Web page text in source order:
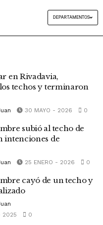
DEPARTAMENTOS
en Rivadavia,
techos y terminaron
30 MAYO - 2026 0
subió al techo de
intenciones de
25 ENERO - 2026 0
cayó de un techo y
2025
0